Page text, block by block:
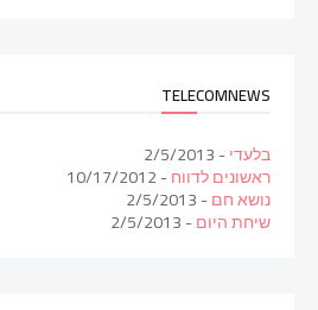
TELECOMNEWS
בלעדי- 2/5/2013
ראשונים לדווח- 10/17/2012
נושא חם- 2/5/2013
שיחת היום- 2/5/2013